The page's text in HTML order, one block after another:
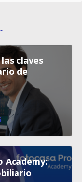
claves
de
Academy: